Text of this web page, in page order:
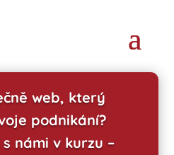
web, který
podnikání?
námi v kurzu –